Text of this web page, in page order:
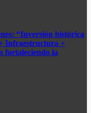
“Inversión histórica
Infraestructura +
fortaleciendo la